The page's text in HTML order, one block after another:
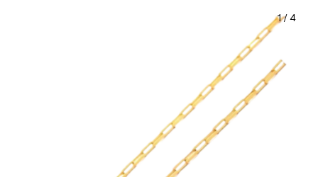
1/4